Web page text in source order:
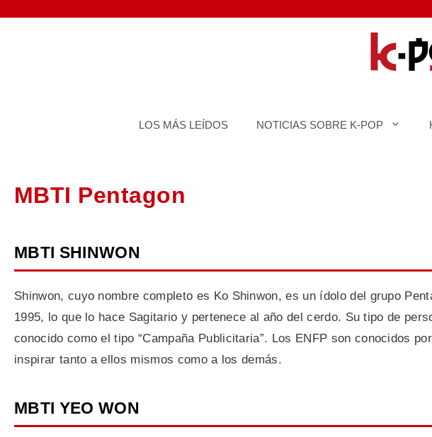
LOS MÁS LEÍDOS NOTICIAS SOBRE K-POP
MBTI Pentagon
MBTI SHINWON
Shinwon, cuyo nombre completo es Ko Shinwon, es un ídolo del grupo
1995, lo que lo hace Sagitario y pertenece al año del cerdo. Su tipo de
conocido como el tipo “Campaña Publicitaria”. Los ENFP son conocidos
inspirar tanto a ellos mismos como a los demás.
MBTI YEO WON